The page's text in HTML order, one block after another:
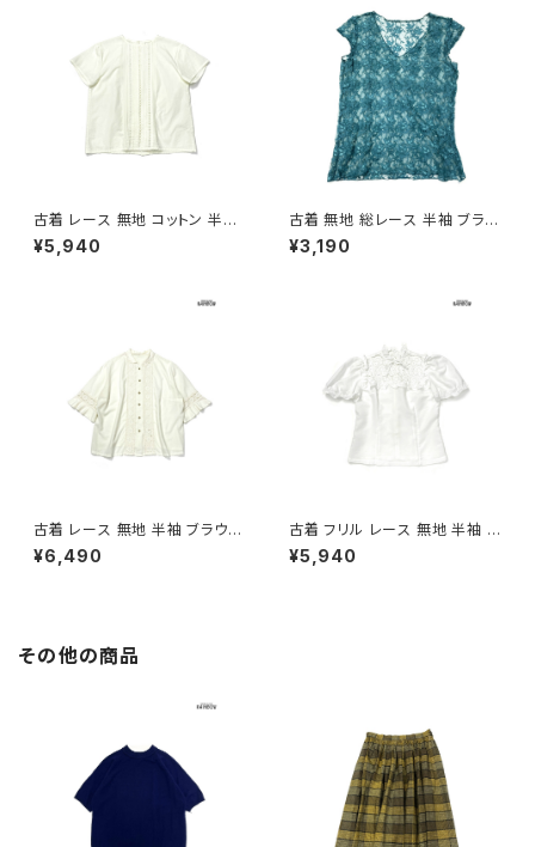
古着 レース 無地 コットン 半袖
ブラウス パステル 黄 (ttu2605
034)
¥5,940
古着 無地 総レース 半袖 ブラウ
ス 緑 (ttu2606009)
¥3,190
古着 レース 無地 半袖 ブラウス
ベージュ (ttu2605032)
¥6,490
古着 フリル レース 無地 半袖 ブ
ラウス 白 (ttu2605031)
¥5,940
その他の商品